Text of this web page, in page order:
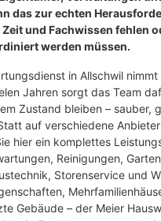
das zur echten
und Fachwissen fehlen
werden müssen.
in Allschwil
Jahren sorgt das Team
Zustand bleiben – sauber,
auf verschiedene
hier ein komplettes
Reinigungen,
Storenservice und
Gebäude – der Meier